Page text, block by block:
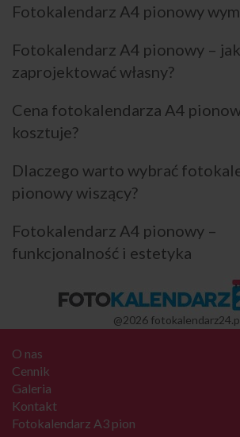
Fotokalendarz A4 pionowy
Fotokalendarz A4 pionowy – jak
zaprojektować własny?
Cena fotokalendarza A4
kosztuje?
Dlaczego warto wybrać
pionowy wiszący?
Fotokalendarz A4 pionowy –
funkcjonalność i estetyka
@2026
O nas
Cennik
Galeria
Kontakt
Fotokalendarz A3 pion